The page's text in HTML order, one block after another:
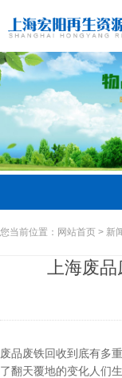
您当前位置：网站首页 > 新
上海废品
废品废铁回收到底有多
了翻天覆地的变化人们